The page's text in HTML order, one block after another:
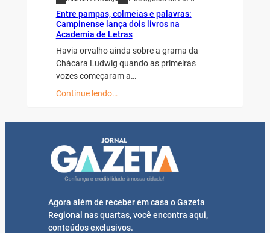
Entre pampas, colmeias e palavras:
Campinense lança dois livros na
Academia de Letras
Havia orvalho ainda sobre a grama da
Chácara Ludwig quando as primeiras
vozes começaram a…
Continue lendo…
Agora além de receber em casa o Gazeta
Regional nas quartas, você encontra aqui,
conteúdos exclusivos.